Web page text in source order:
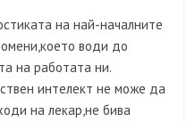
на най-началните
води до
на работата ни.
интелект не може да
на лекар,не бива